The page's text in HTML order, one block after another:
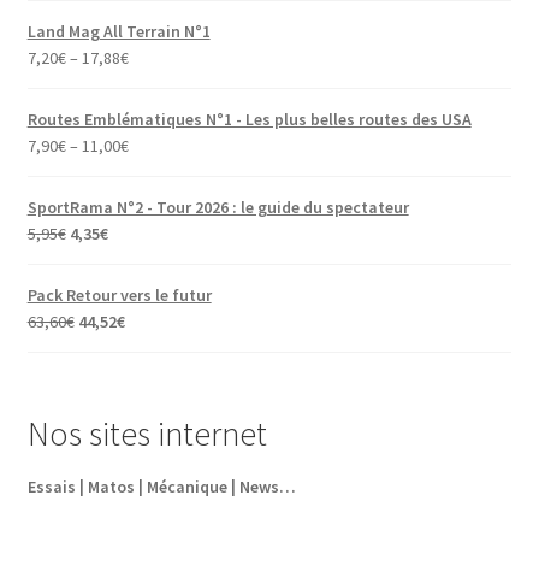
Land Mag All Terrain N°1
7,20€– 17,88€
Routes Emblématiques N°1 - Les plus belles routes des USA
7,90€– 11,00€
SportRama N°2 - Tour 2026 : le guide du spectateur
5,95€ Le
5,95€.
4,35€Le
Pack Retour vers le futur
63,60€ Le
63,60€.
44,52€Le
44,52€.
Nos sites internet
Essais | Matos | Mécanique | News…